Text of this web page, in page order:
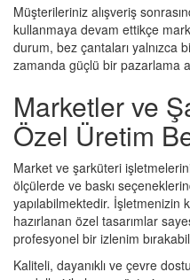
Müşterileriniz alışveriş
kullanmaya devam ettikçe
durum, bez çantaları yalnızca
zamanda güçlü bir pazarlama
Marketler ve
Özel Üretim
Market ve şarküteri
ölçülerde ve baskı
yapılabilmektedir.
hazırlanan özel tasarımlar
profesyonel bir izlenim
Kaliteli, dayanıklı ve çevre